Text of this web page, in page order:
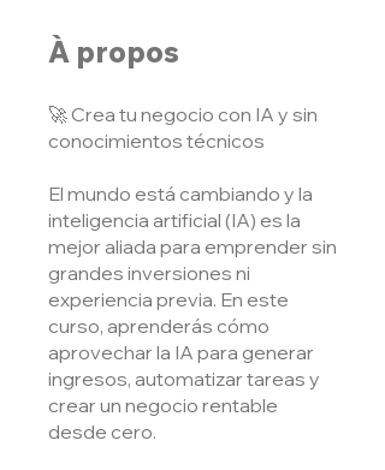
À propos
🚀 Crea tu negocio con IA y sin
conocimientos técnicos
El mundo está cambiando y la
inteligencia artificial (IA) es la
mejor aliada para emprender sin
grandes inversiones ni
experiencia previa. En este
curso, aprenderás cómo
aprovechar la IA para generar
ingresos, automatizar tareas y
crear un negocio rentable
desde cero.